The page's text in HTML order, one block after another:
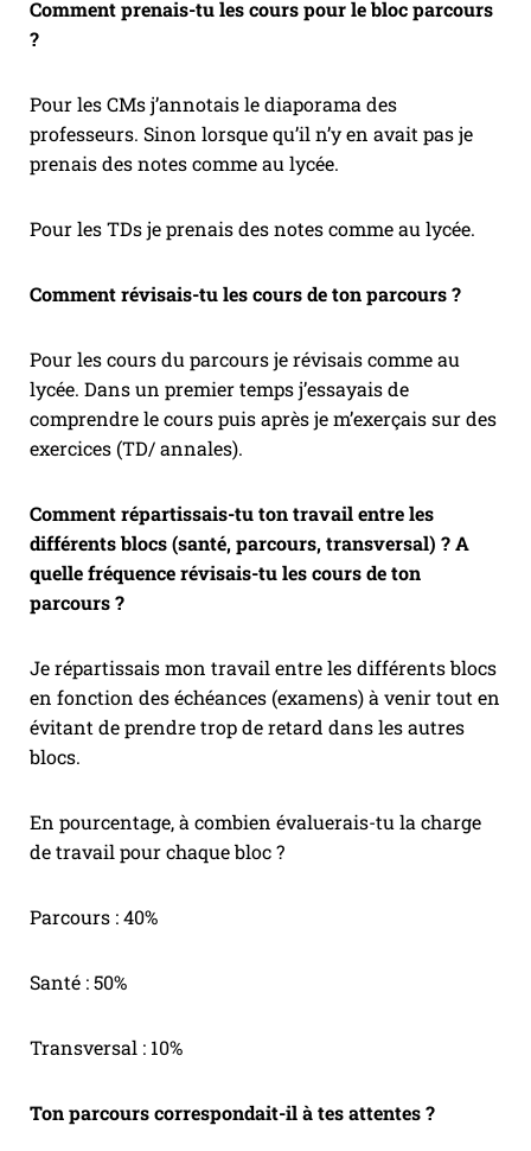
Comment prenais-tu les cours pour le bloc parcours
?
Pour les CMs j’annotais le diaporama des
professeurs. Sinon lorsque qu’il n’y en avait pas je
prenais des notes comme au lycée.
Pour les TDs je prenais des notes comme au lycée.
Comment révisais-tu les cours de ton parcours ?
Pour les cours du parcours je révisais comme au
lycée. Dans un premier temps j’essayais de
comprendre le cours puis après je m’exerçais sur des
exercices (TD/ annales).
Comment répartissais-tu ton travail entre les
différents blocs (santé, parcours, transversal) ? A
quelle fréquence révisais-tu les cours de ton
parcours ?
Je répartissais mon travail entre les différents blocs
en fonction des échéances (examens) à venir tout en
évitant de prendre trop de retard dans les autres
blocs.
En pourcentage, à combien évaluerais-tu la charge
de travail pour chaque bloc ?
Parcours : 40%
Santé : 50%
Transversal : 10%
Ton parcours correspondait-il à tes attentes ?